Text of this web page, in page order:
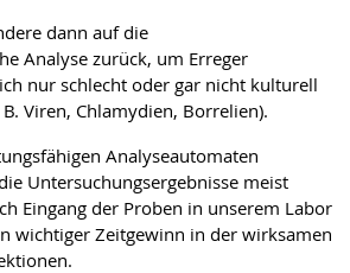
dann auf die
Analyse zurück, um Erreger
nur schlecht oder gar nicht kulturell
Viren, Chlamydien, Borrelien).
Analyseautomaten
Untersuchungsergebnisse meist
Eingang der Proben in unserem Labor
wichtiger Zeitgewinn in der wirksamen